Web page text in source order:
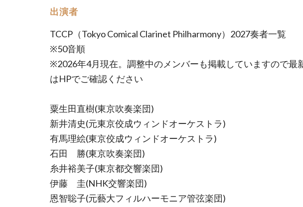
出演者
TCCP（Tokyo Comical Clarinet Philharmony）2027奏者一覧
※50音順
※2026年4月現在。調整中のメンバーも掲載していますので最
はHPでご確認ください
粟生田直樹(東京吹奏楽団)
新井清史(元東京佼成ウィンドオーケストラ)
有馬理絵(東京佼成ウィンドオーケストラ)
石田 勝(東京吹奏楽団)
糸井裕美子(東京都交響楽団)
伊藤 圭(NHK交響楽団)
恩智聡子(元藝大フィルハーモニア管弦楽団)